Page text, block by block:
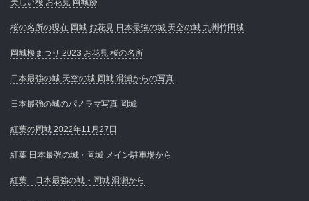
桜の名所の現在 岡城 お花見 日本最強の城 天空の城 九州竹田城
岡城桜まつり 2023 お花見 桜の名所
日本最強の城 天空の城 岡城 滑瀬からの写真
日本最強の城のパノラマ写真 岡城
紅葉の岡城 2022年11月27日
紅葉 日本最強の城・岡城 メイン駐車場から
紅葉 日本最強の城・岡城 滑瀬から